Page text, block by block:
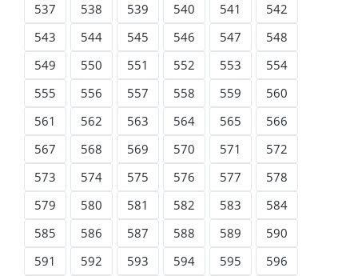
537
538 539 540 541
542
543
544 545 546 547
548
549
550 551 552 553
554
555
556 557 558 559
560
561
562 563 564 565
566
567
568 569 570 571
572
573
574 575 576 577
578
579
580 581 582 583
584
585
586 587 588 589
590
591
592 593 594 595
596